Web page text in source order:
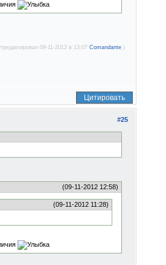
09-11-2012 в 13:07 Comandante.)
Цитировать
#25
(09-11-2012 12:58)
(09-11-2012 11:28)